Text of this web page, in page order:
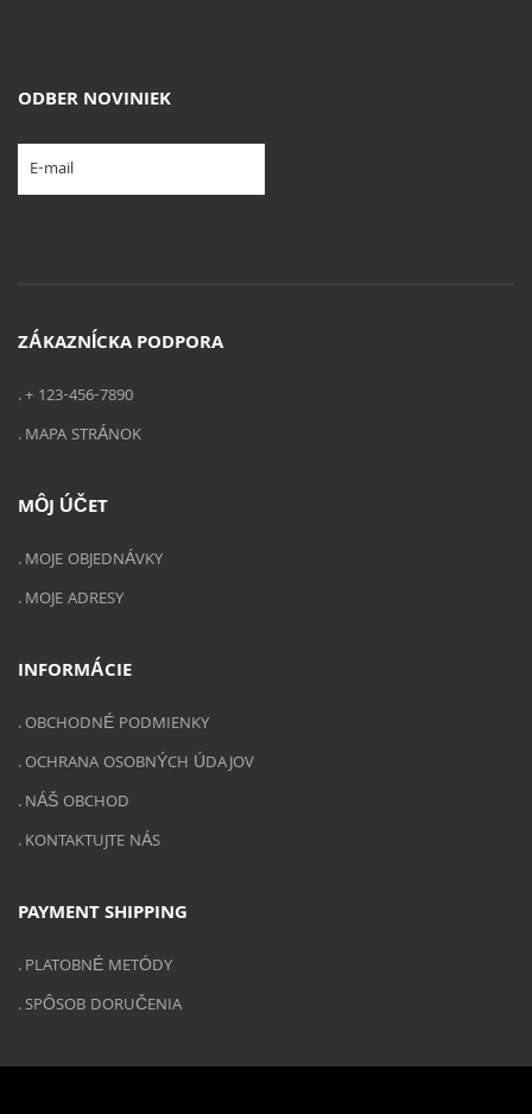
ODBER NOVINIEK
ZÁKAZNÍCKA PODPORA
+ 123-456-7890
MAPA STRÁNOK
MÔJ ÚČET
MOJE OBJEDNÁVKY
MOJE ADRESY
INFORMÁCIE
OBCHODNÉ PODMIENKY
OCHRANA OSOBNÝCH ÚDAJOV
NÁŠ OBCHOD
KONTAKTUJTE NÁS
PAYMENT SHIPPING
PLATOBNÉ METÓDY
SPÔSOB DORUČENIA